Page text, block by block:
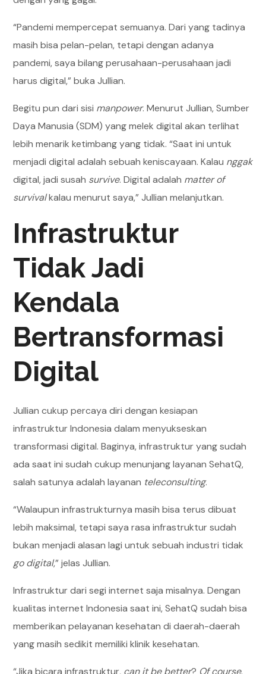
“Pandemi mempercepat semuanya. Dari yang tadinya
masih bisa pelan-pelan, tetapi dengan adanya
pandemi, saya bilang perusahaan-perusahaan jadi
harus digital,” buka Jullian.
Begitu pun dari sisi manpower. Menurut Jullian, Sumber
Daya Manusia (SDM) yang melek digital akan terlihat
lebih menarik ketimbang yang tidak. “Saat ini untuk
menjadi digital adalah sebuah keniscayaan. Kalau nggak
digital, jadi susah survive. Digital adalah matter of
survivalkalau menurut saya,” Jullian melanjutkan.
Infrastruktur
Tidak Jadi
Kendala
Bertransformasi
Digital
Jullian cukup percaya diri dengan kesiapan
infrastruktur Indonesia dalam menyukseskan
transformasi digital. Baginya, infrastruktur yang sudah
ada saat ini sudah cukup menunjang layanan SehatQ,
salah satunya adalah layanan teleconsulting.
“Walaupun infrastrukturnya masih bisa terus dibuat
lebih maksimal, tetapi saya rasa infrastruktur sudah
bukan menjadi alasan lagi untuk sebuah industri tidak
go digital,” jelas Jullian.
Infrastruktur dari segi internet saja misalnya. Dengan
kualitas internet Indonesia saat ini, SehatQ sudah bisa
memberikan pelayanan kesehatan di daerah-daerah
yang masih sedikit memiliki klinik kesehatan.